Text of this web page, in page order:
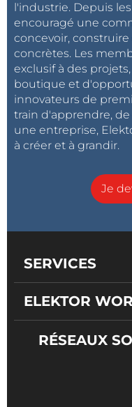
l'industrie. Depuis
encouragé une
concevoir,
concrètes. Les
exclusif à des
boutique et
innovateurs de
train d'apprendre,
une entreprise,
à créer et à grandir.
Je
SERVICES
ELEKTOR
RÉSEAUX